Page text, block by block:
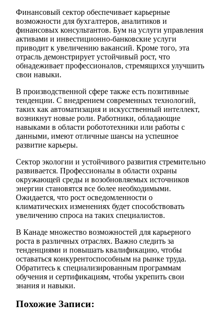
Финансовый сектор обеспечивает карьерные
возможности для бухгалтеров, аналитиков и
финансовых консультантов. Бум на услуги управления
активами и инвестиционно-банковские услуги
приводит к увеличению вакансий. Кроме того, эта
отрасль демонстрирует устойчивый рост, что
обнадеживает профессионалов, стремящихся улучшить
свои навыки.
В производственной сфере также есть позитивные
тенденции. С внедрением современных технологий,
таких как автоматизация и искусственный интеллект,
возникнут новые роли. Работники, обладающие
навыками в области робототехники или работы с
данными, имеют отличные шансы на успешное
развитие карьеры.
Сектор экологии и устойчивого развития стремительно
развивается. Профессионалы в области охраны
окружающей среды и возобновляемых источников
энергии становятся все более необходимыми.
Ожидается, что рост осведомленности о
климатических изменениях будет способствовать
увеличению спроса на таких специалистов.
В Канаде множество возможностей для карьерного
роста в различных отраслях. Важно следить за
тенденциями и повышать квалификацию, чтобы
оставаться конкурентоспособным на рынке труда.
Обратитесь к специализированным программам
обучения и сертификациям, чтобы укрепить свои
знания и навыки.
Похожие Записи: